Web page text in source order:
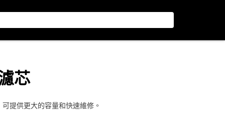
芯
提供更大的容量和快速維修。